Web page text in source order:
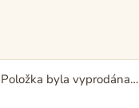
Položka byla vyprodána…